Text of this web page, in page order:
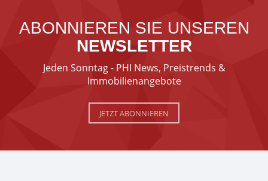
ABONNIEREN SIE UNSEREN
NEWSLETTER
Jeden Sonntag - PHI News, Preistrends &
Immobilienangebote
JETZT ABONNIEREN